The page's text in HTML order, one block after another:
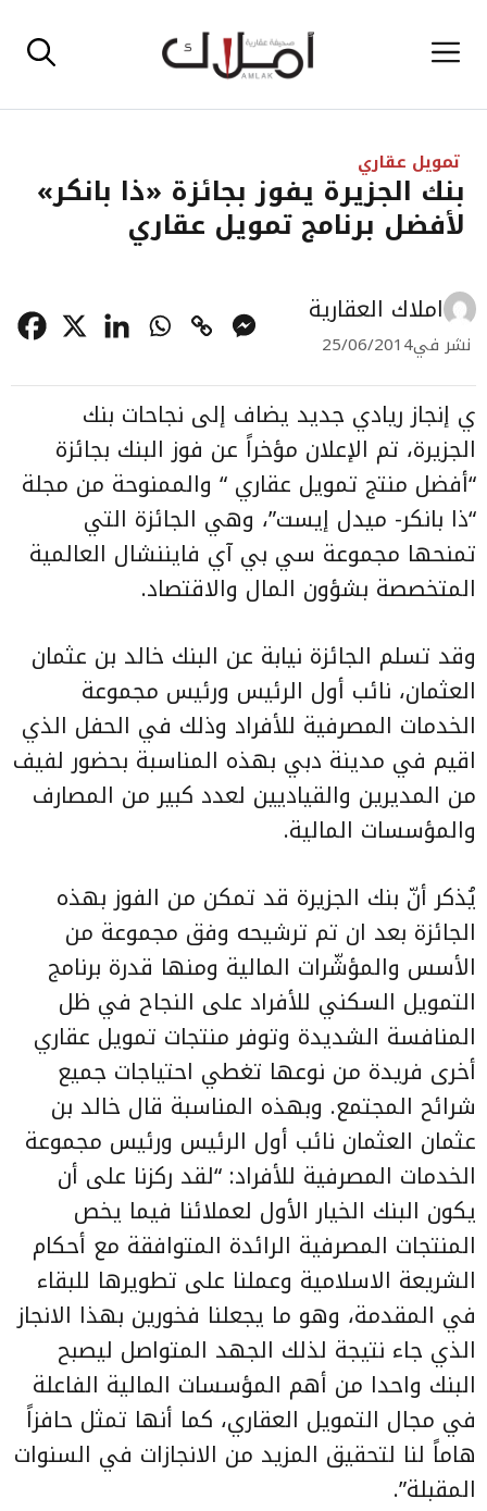
إلى القائمة
تمويل عقاري
بنك الجزيرة يفوز بجائزة «ذا بانكر»
لأفضل برنامج تمويل عقاري
املاك العقارية
نشر في25/06/2014
ي إنجاز ريادي جديد يضاف إلى نجاحات بنك
الجزيرة، تم الإعلان مؤخراً عن فوز البنك بجائزة
“أفضل منتج تمويل عقاري “ والممنوحة من مجلة
“ذا بانكر- ميدل إيست”، وهي الجائزة التي
تمنحها مجموعة سي بي آي فايننشال العالمية
المتخصصة بشؤون المال والاقتصاد.
وقد تسلم الجائزة نيابة عن البنك خالد بن عثمان
العثمان، نائب أول الرئيس ورئيس مجموعة
الخدمات المصرفية للأفراد وذلك في الحفل الذي
اقيم في مدينة دبي بهذه المناسبة بحضور لفيف
من المديرين والقياديين لعدد كبير من المصارف
والمؤسسات المالية.
يُذكر أنّ بنك الجزيرة قد تمكن من الفوز بهذه
الجائزة بعد ان تم ترشيحه وفق مجموعة من
الأسس والمؤشّرات المالية ومنها قدرة برنامج
التمويل السكني للأفراد على النجاح في ظل
المنافسة الشديدة وتوفر منتجات تمويل عقاري
أخرى فريدة من نوعها تغطي احتياجات جميع
شرائح المجتمع. وبهذه المناسبة قال خالد بن
عثمان العثمان نائب أول الرئيس ورئيس مجموعة
الخدمات المصرفية للأفراد: “لقد ركزنا على أن
يكون البنك الخيار الأول لعملائنا فيما يخص
المنتجات المصرفية الرائدة المتوافقة مع أحكام
الشريعة الاسلامية وعملنا على تطويرها للبقاء
في المقدمة، وهو ما يجعلنا فخورين بهذا الانجاز
الذي جاء نتيجة لذلك الجهد المتواصل ليصبح
البنك واحدا من أهم المؤسسات المالية الفاعلة
في مجال التمويل العقاري، كما أنها تمثل حافزاً
هاماً لنا لتحقيق المزيد من الانجازات في السنوات
المقبلة”.